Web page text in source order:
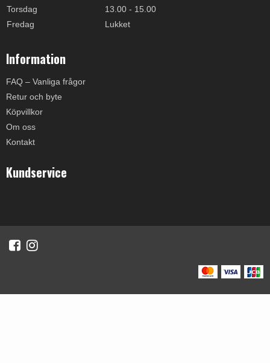
Torsdag
13.00 - 15.00
Fredag
Lukket
Information
FAQ – Vanliga frågor
Retur och byte
Köpvillkor
Om oss
Kontakt
Kundservice